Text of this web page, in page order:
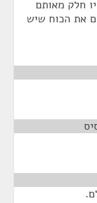
חלק מאותם
את הכוח שיש